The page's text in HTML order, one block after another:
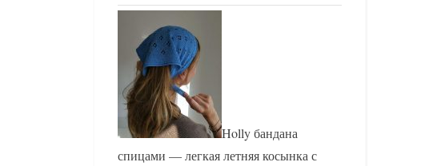
Holly бандана
спицами — легкая летняя косынка с